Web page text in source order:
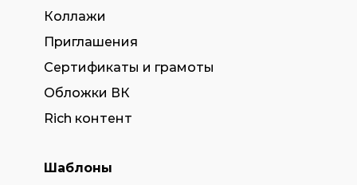
Коллажи
Приглашения
Сертификаты и грамоты
Обложки ВК
Rich контент
Шаблоны